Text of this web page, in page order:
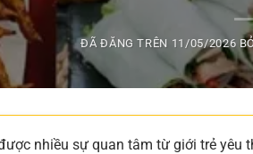
ĐÃ ĐĂNG TRÊN 11/05/2026
nhiều sự quan tâm từ giới trẻ yêu